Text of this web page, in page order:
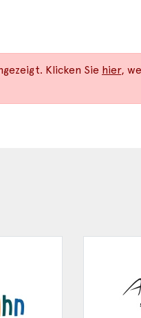
Klicken Sie hier,